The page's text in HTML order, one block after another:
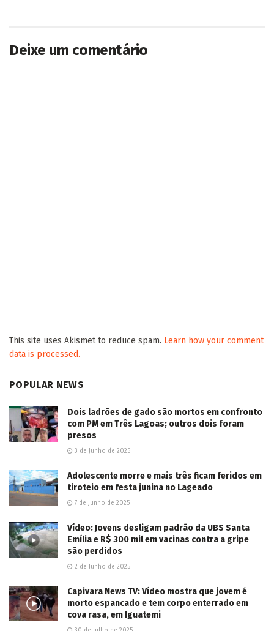
Deixe um comentário
This site uses Akismet to reduce spam. Learn how your comment
data is processed.
POPULAR NEWS
Dois ladrões de gado são mortos em confronto
com PM em Três Lagoas; outros dois foram
presos
3 de Junho de 2025
Adolescente morre e mais três ficam feridos em
tiroteio em festa junina no Lageado
7 de Junho de 2025
Vídeo: Jovens desligam padrão da UBS Santa
Emília e R$ 300 mil em vacinas contra a gripe
são perdidos
2 de Junho de 2025
Capivara News TV: Vídeo mostra que jovem é
morto espancado e tem corpo enterrado em
cova rasa, em Iguatemi